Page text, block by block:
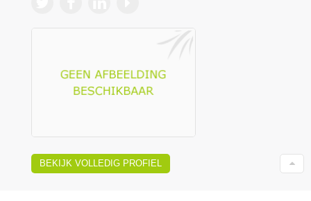
BEKIJK VOLLEDIG PROFIEL